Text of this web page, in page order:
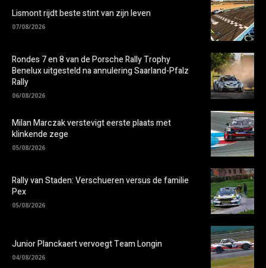
Lismont rijdt beste stint van zijn leven
07/08/2026
Rondes 7 en 8 van de Porsche Rally Trophy
Benelux uitgesteld na annulering Saarland-Pfalz
Rally
06/08/2026
Milan Marczak verstevigt eerste plaats met
klinkende zege
05/08/2026
Rally van Staden: Verschueren versus de familie
Pex
05/08/2026
Junior Planckaert vervoegt Team Longin
04/08/2026